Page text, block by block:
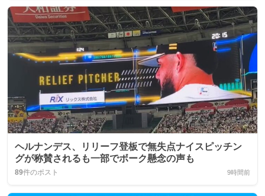
ヘルナンデス、リリーフ登板で無失点ナイスピッチン
グが称賛されるも一部でボーク懸念の声も
89件のポスト 9時間前